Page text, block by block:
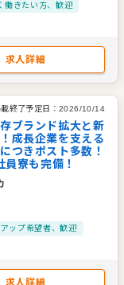
働きたい方、歓迎
求人詳細
終了予定日： 2026/10/14
ブランド拡大と新
成長企業を支える
つきポスト多数！
寮も完備！
ップ希望者、歓迎